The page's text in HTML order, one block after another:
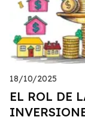
18/10/2025
EL ROL DE